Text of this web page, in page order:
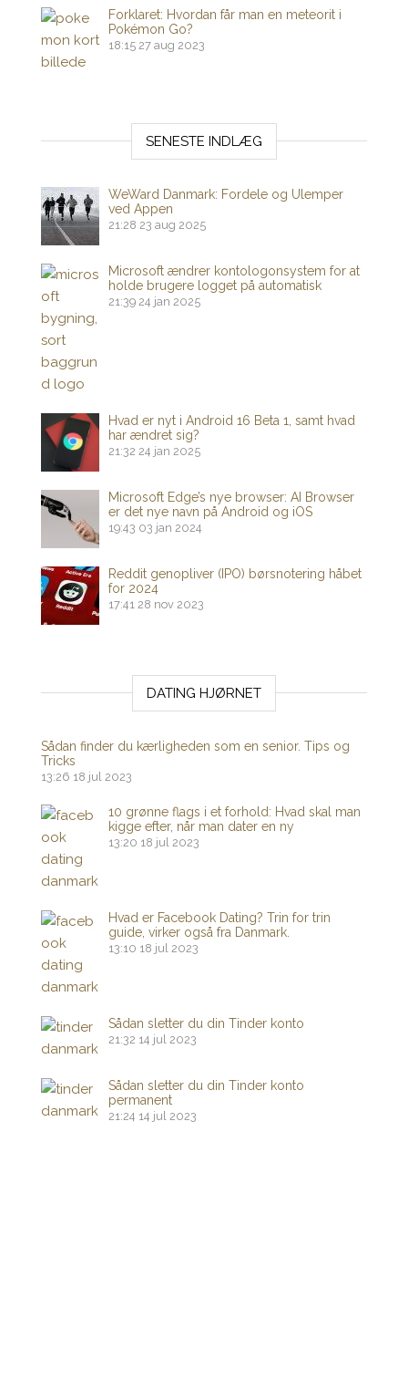
Forklaret: Hvordan får man en meteorit i
Pokémon Go?
18:15 27 aug 2023
SENESTE INDLÆG
WeWard Danmark: Fordele og Ulemper
ved Appen
21:28 23 aug 2025
Microsoft ændrer kontologonsystem for at
holde brugere logget på automatisk
21:39 24 jan 2025
Hvad er nyt i Android 16 Beta 1, samt hvad
har ændret sig?
21:32 24 jan 2025
Microsoft Edge’s nye browser: AI Browser
er det nye navn på Android og iOS
19:43 03 jan 2024
Reddit genopliver (IPO) børsnotering håbet
for 2024
17:41 28 nov 2023
DATING HJØRNET
Sådan finder du kærligheden som en senior. Tips og
Tricks
13:26 18 jul 2023
10 grønne flags i et forhold: Hvad skal man
kigge efter, når man dater en ny
13:20 18 jul 2023
Hvad er Facebook Dating? Trin for trin
guide, virker også fra Danmark.
13:10 18 jul 2023
Sådan sletter du din Tinder konto
21:32 14 jul 2023
Sådan sletter du din Tinder konto
permanent
21:24 14 jul 2023